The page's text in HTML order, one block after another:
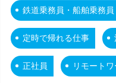
鉄道乗務員・船舶乗務員
定時で帰れる仕事
正社員 リモート